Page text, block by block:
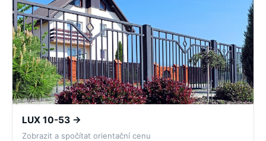
LUX 10-53 →
Zobrazit a spočítat orientační cenu